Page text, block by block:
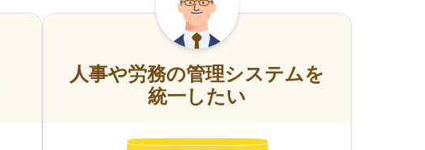
人事や労務の管理システムを
統一したい